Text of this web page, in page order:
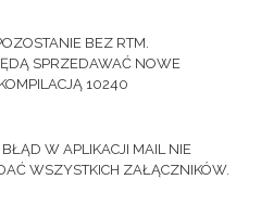
BEZ RTM.
SPRZEDAWAĆ NOWE
10240
W APLIKACJI MAIL NIE
WSZYSTKICH ZAŁĄCZNIKÓW.